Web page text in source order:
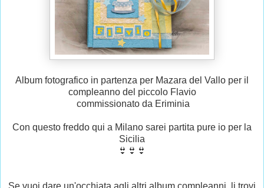
Album fotografico in partenza per Mazara del Vallo per il
compleanno del piccolo Flavio
commissionato da Eriminia
Con questo freddo qui a Milano sarei partita pure io per la
Sicilia
👙👙👙
Se vuoi dare un'occhiata agli altri album compleanni, li trovi